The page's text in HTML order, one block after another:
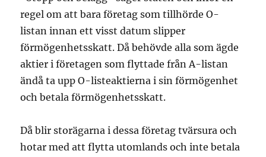
regel om att bara företag som tillhörde O-
listan innan ett visst datum slipper
förmögenhetsskatt. Då behövde alla som ägde
aktier i företagen som flyttade från A-listan
ändå ta upp O-listeaktierna i sin förmögenhet
och betala förmögenhetsskatt.
Då blir storägarna i dessa företag tvärsura och
hotar med att flytta utomlands och inte betala